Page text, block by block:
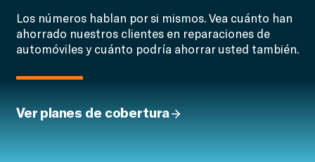
Los números hablan por si mismos. Vea cuánto han
ahorrado nuestros clientes en reparaciones de
automóviles y cuánto podría ahorrar usted también.
Ver planes de cobertura